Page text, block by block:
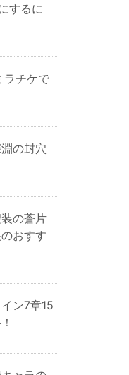
するに
ラチケで
淵の封穴
装の蒼片
おすす
イン7章15